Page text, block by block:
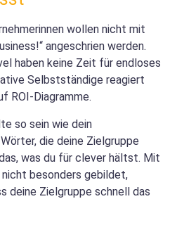
wollen nicht mit
angeschrien werden.
haben keine Zeit für endloses
Selbstständige reagiert
ROI-Diagramme.
so sein wie dein
die deine Zielgruppe
was du für clever hältst. Mit
besonders gebildet,
deine Zielgruppe schnell das